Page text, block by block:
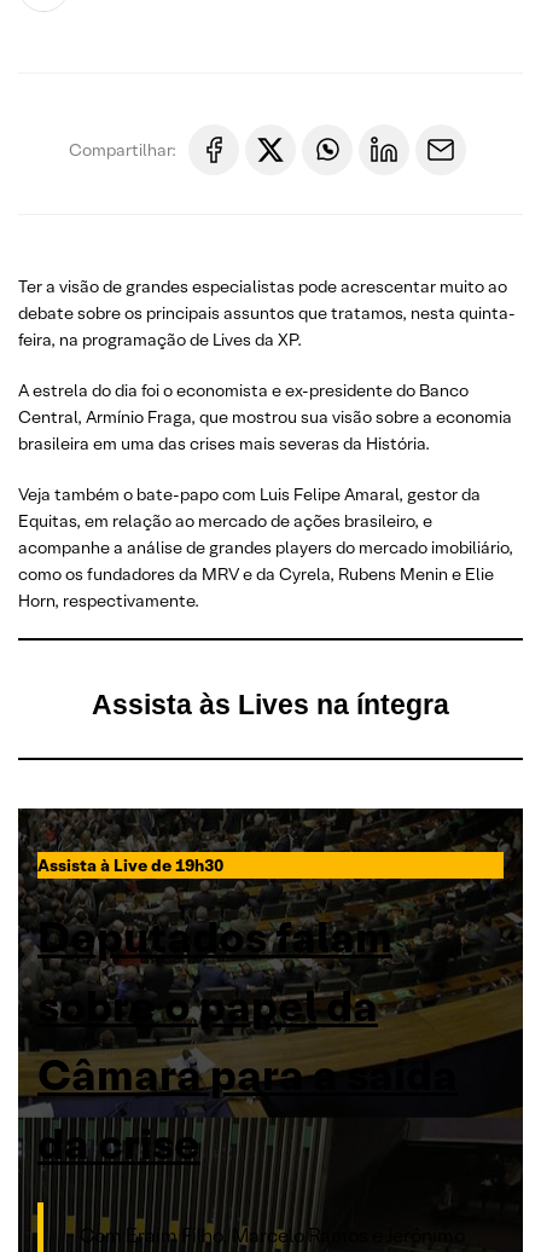
Compartilhar:
Ter a visão de grandes especialistas pode acrescentar muito ao
debate sobre os principais assuntos que tratamos, nesta quinta-
feira, na programação de Lives da XP.
A estrela do dia foi o economista e ex-presidente do Banco
Central, Armínio Fraga, que mostrou sua visão sobre a economia
brasileira em uma das crises mais severas da História.
Veja também o bate-papo com Luis Felipe Amaral, gestor da
Equitas, em relação ao mercado de ações brasileiro, e
acompanhe a análise de grandes players do mercado imobiliário,
como os fundadores da MRV e da Cyrela, Rubens Menin e Elie
Horn, respectivamente.
Assista às Lives na íntegra
Assista à Live de 19h30
Deputados falam
sobre o papel da
Câmara para a saída
da crise
Com Eraim Filho, Marcelo Ramos e Jerônimo